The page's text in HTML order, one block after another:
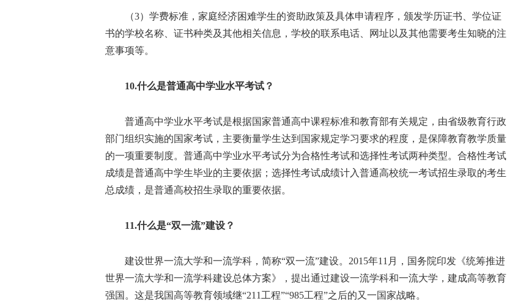
（3）学费标准，家庭经济困难学生的资助政策及具体申请程序，颁发学历证书、学位证
书的学校名称、证书种类及其他相关信息，学校的联系电话、网址以及其他需要考生知晓的注
意事项等。
10.什么是普通高中学业水平考试？
普通高中学业水平考试是根据国家普通高中课程标准和教育部有关规定，由省级教育行政
部门组织实施的国家考试，主要衡量学生达到国家规定学习要求的程度，是保障教育教学质量
的一项重要制度。普通高中学业水平考试分为合格性考试和选择性考试两种类型。合格性考试
成绩是普通高中学生毕业的主要依据；选择性考试成绩计入普通高校统一考试招生录取的考生
总成绩，是普通高校招生录取的重要依据。
11.什么是“双一流”建设？
建设世界一流大学和一流学科，简称“双一流”建设。2015年11月，国务院印发《统筹推进
世界一流大学和一流学科建设总体方案》，提出通过建设一流学科和一流大学，建成高等教育
强国。这是我国高等教育领域继“211工程”“985工程”之后的又一国家战略。